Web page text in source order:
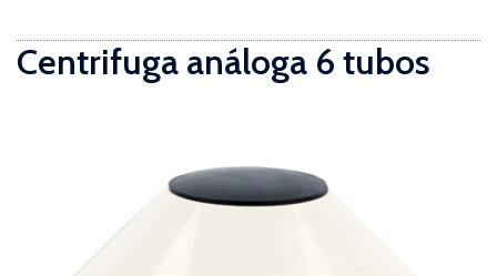
Centrifuga análoga 6 tubos